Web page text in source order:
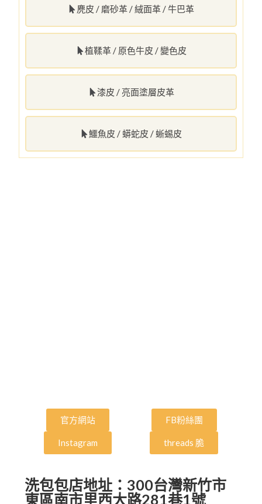
麂皮 / 磨砂革 / 絨面革 / 牛巴革
植鞣革 / 原色牛皮 / 變色皮
漆皮 / 亮面塗層皮革
鱷魚皮 / 蟒蛇皮 / 蜥蜴皮
官方網站 FB粉絲團
Instagram threads 脆
洗包包店地址：300台灣新竹市
東區南市里西大路281巷1號